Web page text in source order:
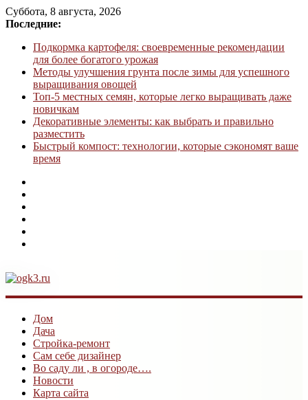
Суббота, 8 августа, 2026
Последние:
Подкормка картофеля: своевременные рекомендации
для более богатого урожая
Методы улучшения грунта после зимы для успешного
выращивания овощей
Топ-5 местных семян, которые легко выращивать даже
новичкам
Декоративные элементы: как выбрать и правильно
разместить
Быстрый компост: технологии, которые сэкономят ваше
время
Дом
дача
Дом
Дача
Стройка-ремонт
Сам себе дизайнер
Во саду ли , в огороде….
Новости
Карта сайта